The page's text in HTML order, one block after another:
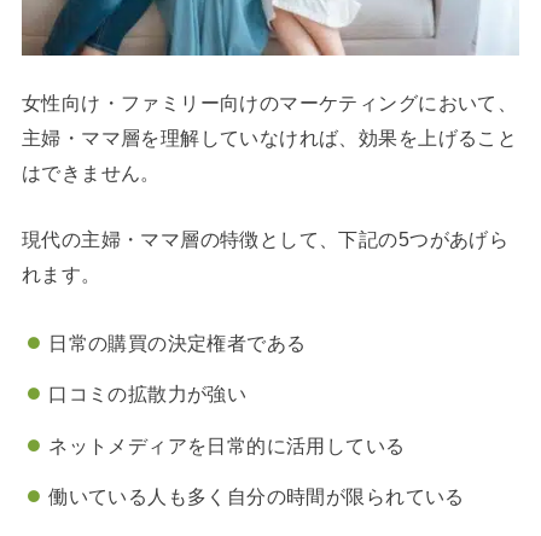
女性向け・ファミリー向けのマーケティングにおいて、
主婦・ママ層を理解していなければ、効果を上げること
はできません。
現代の主婦・ママ層の特徴として、下記の5つがあげら
れます。
日常の購買の決定権者である
口コミの拡散力が強い
ネットメディアを日常的に活用している
働いている人も多く自分の時間が限られている